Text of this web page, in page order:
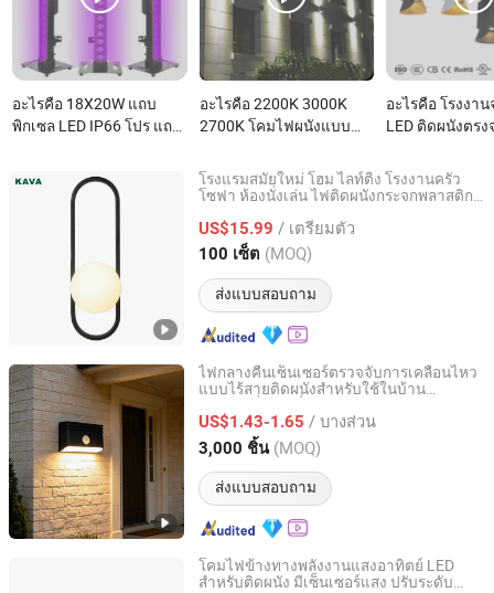
อะไรคือ 18X20W แถบ
พิกเซล LED IP66 โปร แถบ
แสงเวทีงานปาร์ตี้
อะไรคือ 2200K 3000K
2700K โคมไฟผนังแบบ
ภายนอก
อะไรคือ โรงงา
LED ติดผนังตรง
เซ็นเซอร์ตรวจจั
เคลื่อนไหว, สำห
โรงแรมสมัยใหม่ โฮม ไลท์ติ้ง โรงงานครัว
โซฟา ห้องนั่งเล่น ไฟติดผนังกระจกพลาสติก
US$15.99 / เตรียมตัว
100 เซ็ต (MOQ)
ส่งแบบสอบถาม
Zhongshan Kava Lighting Co., Ltd.
Guangdong, China อัตราจาก 2022
ไฟกลางคืนเซ็นเซอร์ตรวจจับการเคลื่อนไหว
แบบไร้สายติดผนังสำหรับใช้ในบ้าน
ทางเดิน
US$1.43-1.65 / บางส่วน
3,000 ชิ้น (MOQ)
ส่งแบบสอบถาม
Ningbo Qingyang Import and Export Co., Ltd.
Zhejiang, China อัตราจาก 2025
โคมไฟข้างทางพลังงานแสงอาทิตย์ LED
สำหรับติดผนัง มีเซ็นเซอร์แสง ปรับระดับ